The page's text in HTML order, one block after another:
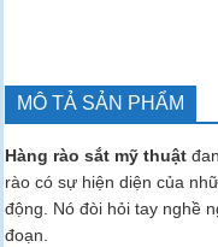
MÔ TẢ SẢN PHẨM
Hàng rào sắt mỹ thuật
rào có sự hiện diện của
động. Nó đòi hỏi tay nghề
đoạn.